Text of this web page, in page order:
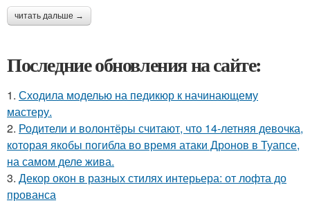
читать дальше →
Последние обновления на сайте:
1. Сходила моделью на педикюр к начинающему
мастеру.
2. Родители и волонтёры считают, что 14-летняя девочка,
которая якобы погибла во время атаки Дронов в Туапсе,
на самом деле жива.
3. Декор окон в разных стилях интерьера: от лофта до
прованса